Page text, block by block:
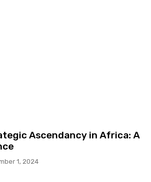
Ascendancy in Africa: A
1, 2024